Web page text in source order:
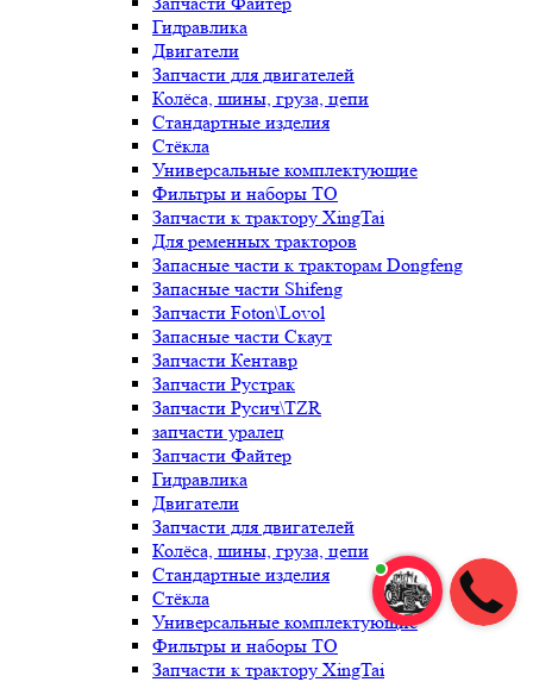
Гидравлика
Двигатели
Запчасти для двигателей
Колёса, шины, груза, цепи
Стандартные изделия
Стёкла
Универсальные комплектующие
Фильтры и наборы ТО
Запчасти к трактору XingTai
Для ременных тракторов
Запасные части к тракторам Dongfeng
Запасные части Shifeng
Запчасти Foton\Lovol
Запасные части Скаут
Запчасти Кентавр
Запчасти Рустрак
Запчасти Русич\TZR
запчасти уралец
Запчасти Файтер
Гидравлика
Двигатели
Запчасти для двигателей
Колёса, шины, груза, цепи
Стандартные изделия
Стёкла
Универсальные комплектующие
Фильтры и наборы ТО
Запчасти к трактору XingTai